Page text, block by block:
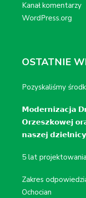
Kanał komentarzy
WordPress.org
OSTATNIE
Pozyskaliśmy
𝗠𝗼𝗱𝗲𝗿𝗻𝗶𝘇𝗮𝗰𝗷𝗮
𝗢𝗿𝘇𝗲𝘀𝘇𝗸𝗼𝘄𝗲𝗷
𝗻𝗮𝘀𝘇𝗲𝗷
5 lat
Zakres
Ochocian